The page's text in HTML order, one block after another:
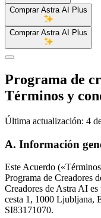
Comprar Astra AI Plus
Comprar Astra AI Plus
Programa de
Términos y
Última actualización: 4
A. Información
Este Acuerdo
Programa de Creadores
Creadores de Astra AI
cesta 1, 1000 Ljubljana,
SI83171070.